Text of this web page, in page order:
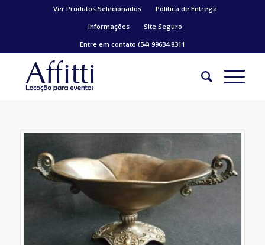
Ver Produtos Selecionados
Política de Entrega
Informações
Site Seguro
Entre em contato (54) 99634.8311